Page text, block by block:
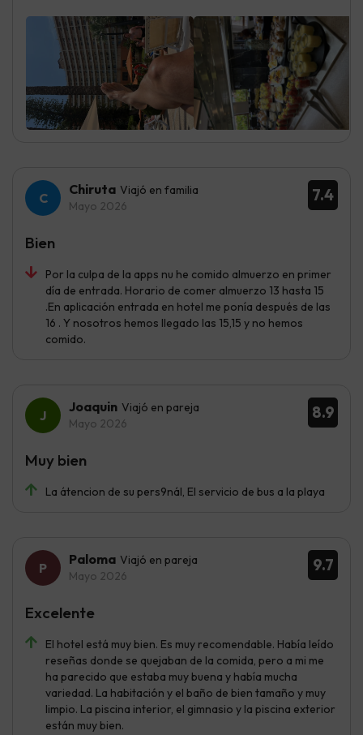
7.4
Chiruta Viajó en familia
Mayo 2026
Por la culpa de la apps nu he comido almuerzo en primer
día de entrada. Horario de comer almuerzo 13 hasta 15
.En aplicación entrada en hotel me ponía después de las
16 . Y nosotros hemos llegado las 15,15 y no hemos
comido.
Bien
8.9
Joaquin Viajó en pareja
Mayo 2026
La átencion de su pers9nál, El servicio de bus a la playa
Muy bien
9.7
Paloma Viajó en pareja
Mayo 2026
El hotel está muy bien. Es muy recomendable. Había leído
reseñas donde se quejaban de la comida, pero a mi me
ha parecido que estaba muy buena y había mucha
variedad. La habitación y el baño de bien tamaño y muy
limpio. La piscina interior, el gimnasio y la piscina exterior
están muy bien.
Excelente